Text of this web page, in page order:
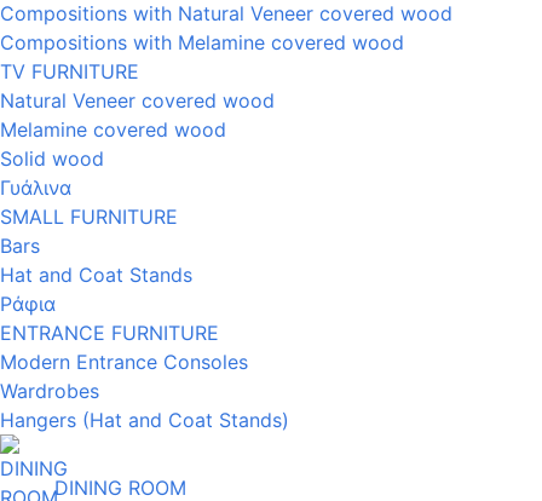
Compositions with Natural Veneer covered wood
Compositions with Melamine covered wood
TV FURNITURE
Natural Veneer covered wood
Melamine covered wood
Solid wood
Γυάλινα
SMALL FURNITURE
Bars
Hat and Coat Stands
Ράφια
ENTRANCE FURNITURE
Modern Entrance Consoles
Wardrobes
Hangers (Hat and Coat Stands)
DINING ROOM